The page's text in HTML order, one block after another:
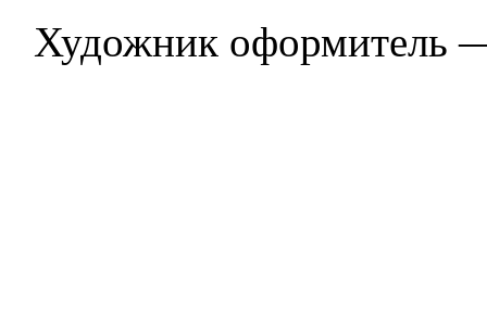
Художник оформитель